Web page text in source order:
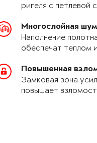
ригеля с петлевой
Многослойная
Наполнение
обеспечат теплом
Повышенная
Замковая зона
повышает